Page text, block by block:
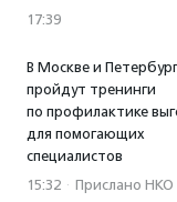
17:39
В Москве и
пройдут тренинги
по профилактике
для помогающих
специалистов
15:32 · Прислано НКО